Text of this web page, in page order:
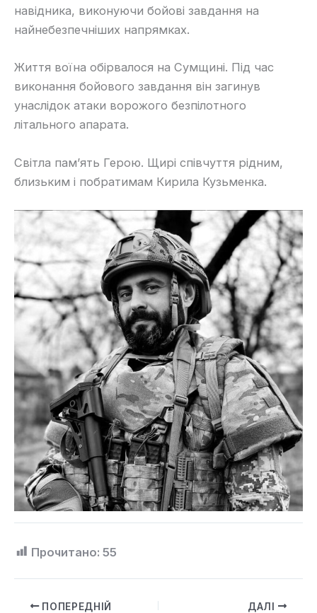
навідника, виконуючи бойові завдання на
найнебезпечніших напрямках.
Життя воїна обірвалося на Сумщині. Під час
виконання бойового завдання він загинув
унаслідок атаки ворожого безпілотного
літального апарата.
Світла пам’ять Герою. Щирі співчуття рідним,
близьким і побратимам Кирила Кузьменка.
Прочитано: 55
ПОПЕРЕДНІЙ ДАЛІ